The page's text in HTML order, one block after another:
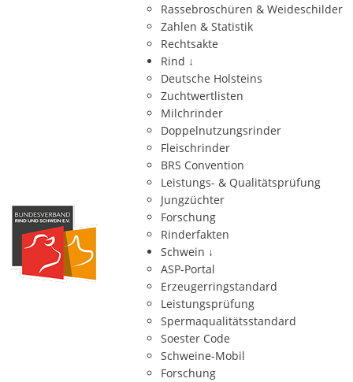
Rassebroschüren & Weideschilder
Zahlen & Statistik
Rechtsakte
Rind ↓
Deutsche Holsteins
Zuchtwertlisten
Milchrinder
Doppelnutzungsrinder
Fleischrinder
BRS Convention
Leistungs- & Qualitätsprüfung
Jungzüchter
Forschung
Rinderfakten
Schwein ↓
ASP-Portal
Erzeugerringstandard
Leistungsprüfung
Spermaqualitätsstandard
Soester Code
Schweine-Mobil
Forschung